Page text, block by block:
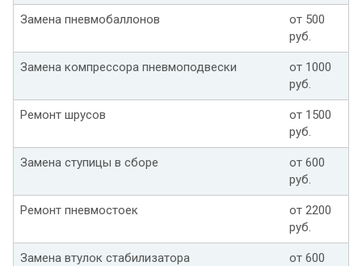
Замена пневмобаллонов
от 500
руб.
Замена компрессора пневмоподвески
от 1000
руб.
Ремонт шрусов
от 1500
руб.
Замена ступицы в сборе
от 600
руб.
Ремонт пневмостоек
от 2200
руб.
Замена втулок стабилизатора
от 600